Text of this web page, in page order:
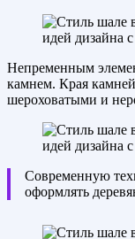
Непременным
камнем. Края камней
шероховатыми и
Современную
оформлять